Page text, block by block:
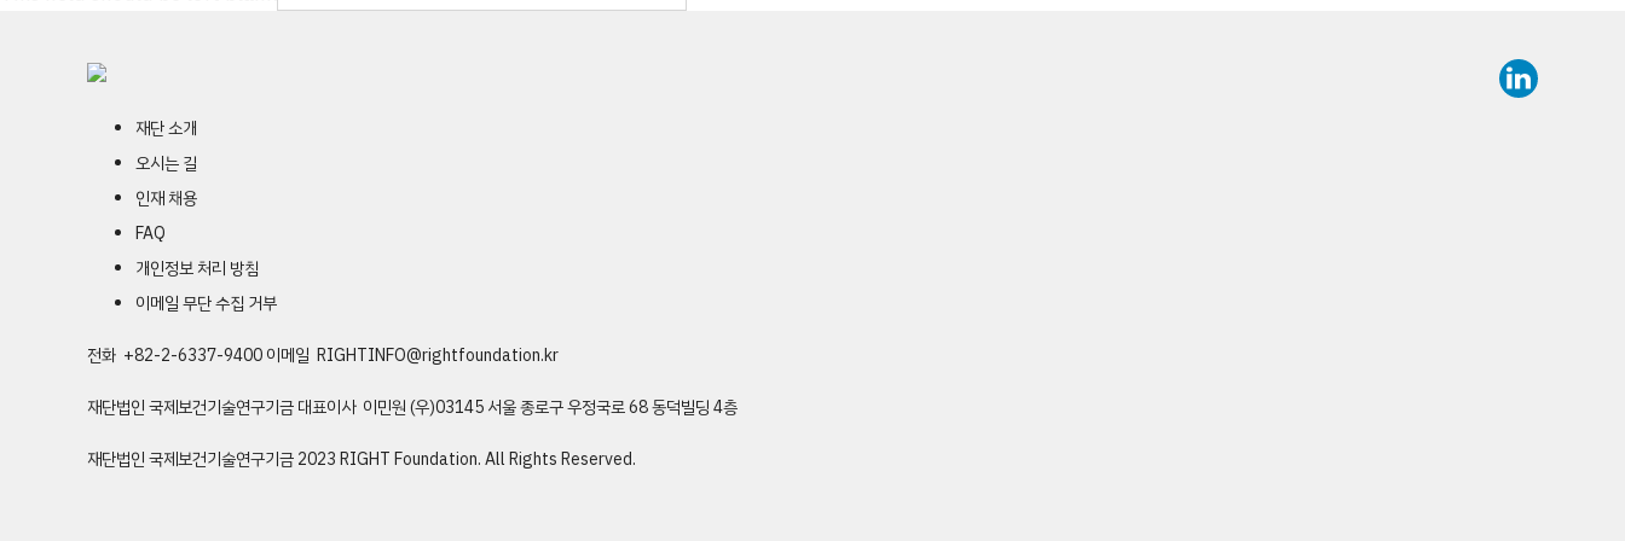
재단 소개
오시는 길
인재 채용
FAQ
개인정보 처리 방침
이메일 무단 수집 거부
전화 +82-2-6337-9400이메일 RIGHTINFO@rightfoundation.kr
재단법인 국제보건기술연구기금대표이사 이민원(우)03145 서울 종로구 우정국로 68 동덕빌딩 4층
재단법인 국제보건기술연구기금2023 RIGHT Foundation. All Rights Reserved.